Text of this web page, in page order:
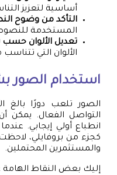
أساسية لتعزيز
التأكد من وضوح
المستخدمة
تعديل الألوان
الألوان التي
استخدام الصور
الصور تلعب دورًا بالغ
التواصل الفعال. يمكن
انطباع أولي إيجابي.
كجزء من بروفايلي،
والمستثمرين المحتملين.
إليك بعض النقاط الهامة